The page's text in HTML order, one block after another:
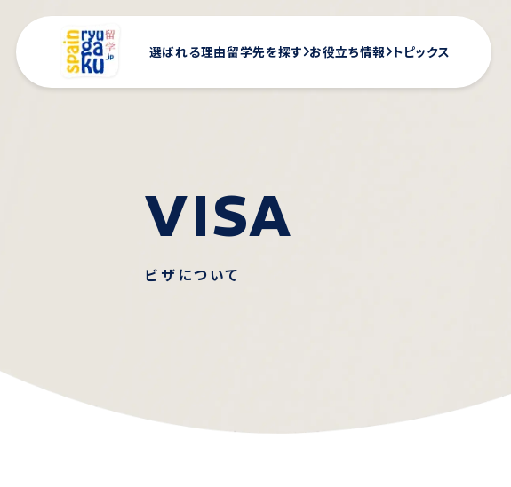
選ばれる理由留学先を探す お役立ち情報 トピックス
VISA
ビザについて